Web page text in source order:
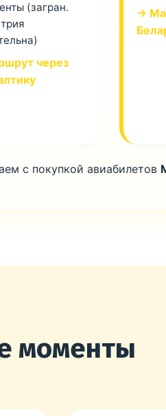
(загран.
через
→
с покупкой авиабилетов
моменты